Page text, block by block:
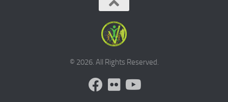
© 2026. All Rights Reserved.